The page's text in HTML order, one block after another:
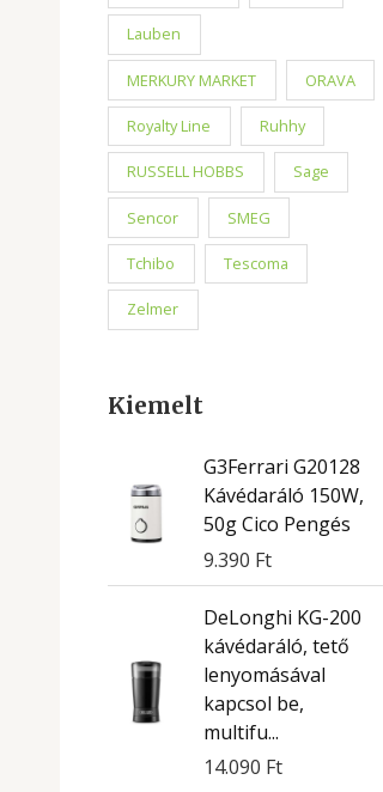
Lauben
MERKURY MARKET ORAVA
Royalty Line Ruhhy
RUSSELL HOBBS Sage
Sencor SMEG
Tchibo Tescoma
Zelmer
Kiemelt
G3Ferrari G20128
Kávédaráló 150W,
50g Cico Pengés
9.390 Ft
DeLonghi KG-200
kávédaráló, tető
lenyomásával
kapcsol be,
multifu...
14.090 Ft